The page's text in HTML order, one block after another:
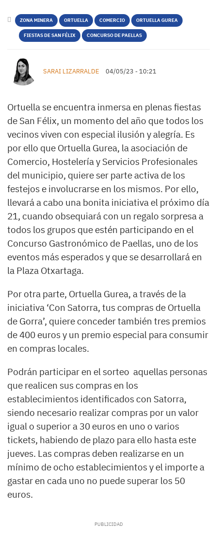
ZONA MINERA ORTUELLA COMERCIO ORTUELLA GUREA
FIESTAS DE SAN FÉLIX CONCURSO DE PAELLAS
SARAI LIZARRALDE 04/05/23 - 10:21
Ortuella se encuentra inmersa en plenas fiestas
de San Félix, un momento del año que todos los
vecinos viven con especial ilusión y alegría. Es
por ello que Ortuella Gurea, la asociación de
Comercio, Hostelería y Servicios Profesionales
del municipio, quiere ser parte activa de los
festejos e involucrarse en los mismos. Por ello,
llevará a cabo una bonita iniciativa el próximo día
21, cuando obsequiará con un regalo sorpresa a
todos los grupos que estén participando en el
Concurso Gastronómico de Paellas, uno de los
eventos más esperados y que se desarrollará en
la Plaza Otxartaga.
Por otra parte, Ortuella Gurea, a través de la
iniciativa ‘Con Satorra, tus compras de Ortuella
de Gorra’, quiere conceder también tres premios
de 400 euros y un premio especial para consumir
en compras locales.
Podrán participar en el sorteo aquellas personas
que realicen sus compras en los
establecimientos identificados con Satorra,
siendo necesario realizar compras por un valor
igual o superior a 30 euros en uno o varios
tickets, habiendo de plazo para ello hasta este
jueves. Las compras deben realizarse en un
mínimo de ocho establecimientos y el importe a
gastar en cada uno no puede superar los 50
euros.